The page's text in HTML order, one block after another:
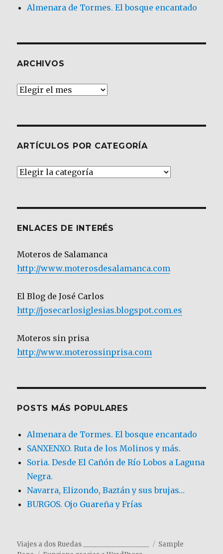
Almenara de Tormes. El bosque encantado
ARCHIVOS
Archivos
ARTÍCULOS POR CATEGORÍA
Artículos
ENLACES DE INTERÉS
Moteros de Salamanca
http://www.moterosdesalamanca.com
El Blog de José Carlos
http://josecarlosiglesias.blogspot.com.es
Moteros sin prisa
http://www.moterossinprisa.com
POSTS MÁS POPULARES
Almenara de Tormes. El bosque encantado
SANXENXO. Ruta de los Molinos y más.
Soria. Desde El Cañón de Río Lobos a Laguna
Negra.
Navarra, Elizondo, Baztán y sus brujas…
BURGOS. Ojo Guareña y Frías
Viajes a dos Ruedas ___________________
Sample